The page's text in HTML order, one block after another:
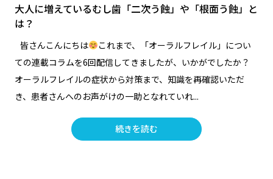
大人に増えているむし歯「二次う蝕」や「根面う蝕」と
は？
皆さんこんにちは
これまで、「オーラルフレイル」につい
ての連載コラムを6回配信してきましたが、いかがでしたか？
オーラルフレイルの症状から対策まで、知識を再確認いただ
き、患者さんへのお声がけの一助となれていれ...
続きを読む